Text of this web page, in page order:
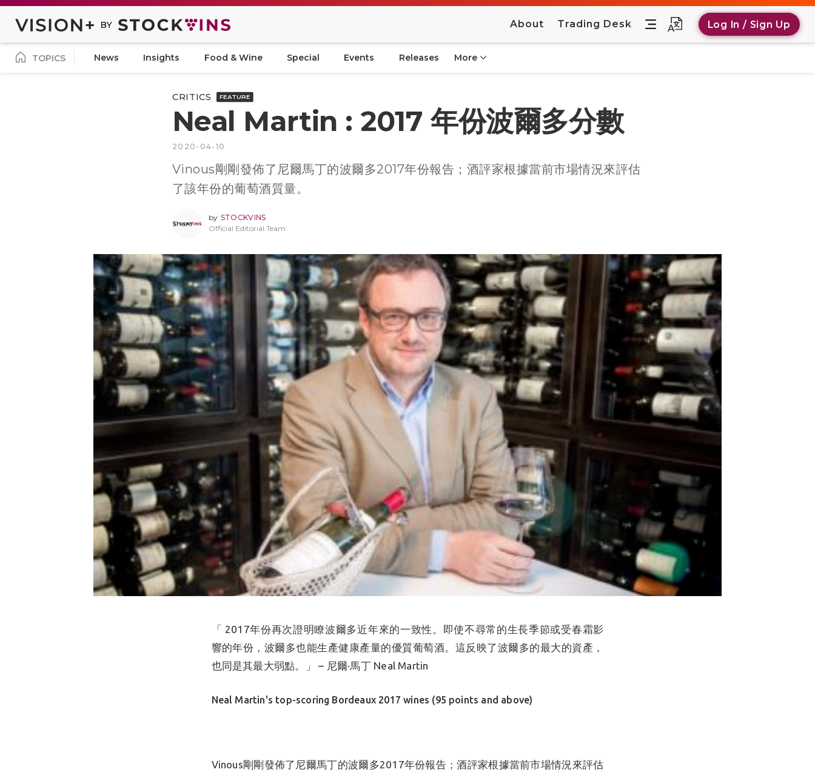
About Trading Desk Log In / Sign Up
TOPICS News Insights Food & Wine Special Events Releases More
CRITICS FEATURE
Neal Martin : 2017 年份波爾多分數
2020-04-10
Vinous剛剛發佈了尼爾馬丁的波爾多2017年份報告；酒評家根據當前市場情況來評估
了該年份的葡萄酒質量。
by STOCKVINS
Official Editorial Team
Share
「 2017年份再次證明瞭波爾多近年來的一致性。即使不尋常的生長季節或受春霜影
響的年份，波爾多也能生產健康產量的優質葡萄酒。這反映了波爾多的最大的資產，
也同是其最大弱點。」 – 尼爾·馬丁 Neal Martin
Neal Martin's top-scoring Bordeaux 2017 wines (95 points and above)
Vinous剛剛發佈了尼爾馬丁的波爾多2017年份報告；酒評家根據當前市場情況來評估